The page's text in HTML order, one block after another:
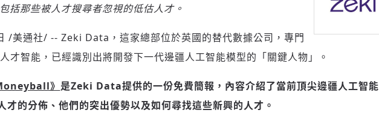
括那些被人才搜尋者忽視的低估人才。
/美通社/ -- Zeki Data，這家總部位於英國的替代數據公司，專門
才智能，已經識別出將開發下一代邊疆人工智能模型的「關鍵人物」。
》 是Zeki Data提供的一份免費簡報，內容介紹了當前頂尖邊疆人工智能
的分佈、他們的突出優勢以及如何尋找這些新興的人才。